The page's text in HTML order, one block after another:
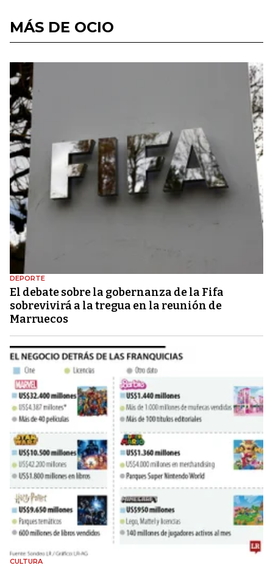
MÁS DE OCIO
DEPORTE
El debate sobre la gobernanza de la Fifa
sobrevivirá a la tregua en la reunión de
Marruecos
CULTURA